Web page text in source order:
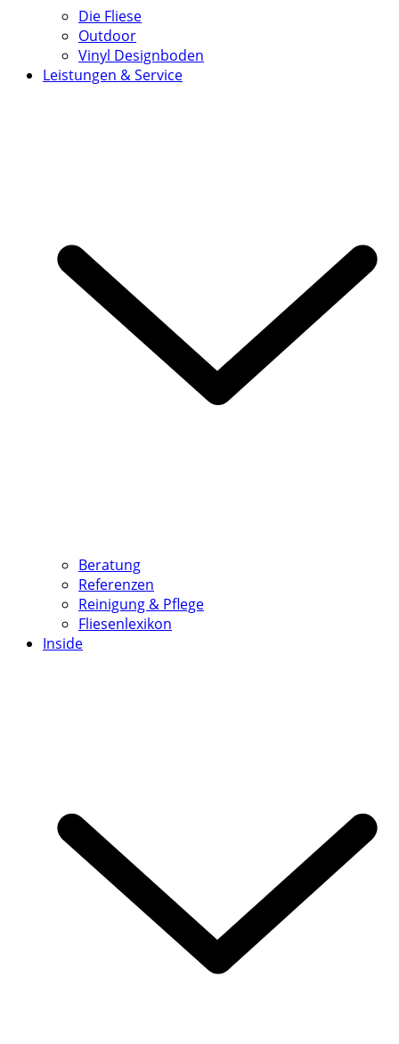
Die Fliese
Outdoor
Vinyl Designboden
Leistungen & Service
Beratung
Referenzen
Reinigung & Pflege
Fliesenlexikon
Inside